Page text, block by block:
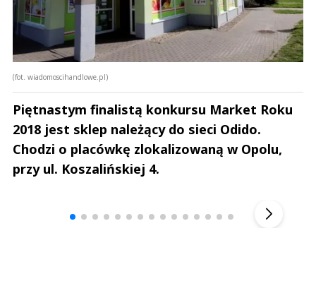
(fot. wiadomoscihandlowe.pl)
Piętnastym finalistą konkursu Market Roku
2018 jest sklep należący do sieci Odido.
Chodzi o placówkę zlokalizowaną w Opolu,
przy ul. Koszalińskiej 4.